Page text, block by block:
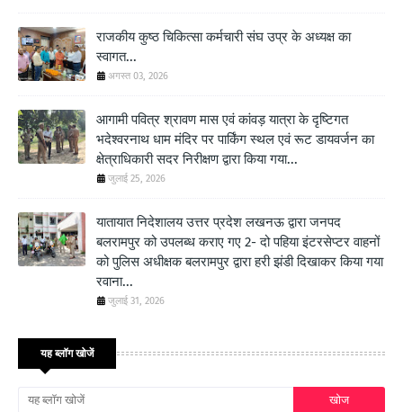
राजकीय कुष्ठ चिकित्सा कर्मचारी संघ उप्र के अध्यक्ष का
स्वागत...
अगस्त 03, 2026
आगामी पवित्र श्रावण मास एवं कांवड़ यात्रा के दृष्टिगत
भदेश्वरनाथ धाम मंदिर पर पार्किंग स्थल एवं रूट डायवर्जन का
क्षेत्राधिकारी सदर निरीक्षण द्वारा किया गया...
जुलाई 25, 2026
यातायात निदेशालय उत्तर प्रदेश लखनऊ द्वारा जनपद
बलरामपुर को उपलब्ध कराए गए 2- दो पहिया इंटरसेप्टर वाहनों
को पुलिस अधीक्षक बलरामपुर द्वारा हरी झंडी दिखाकर किया गया
रवाना...
जुलाई 31, 2026
यह ब्लॉग खोजें